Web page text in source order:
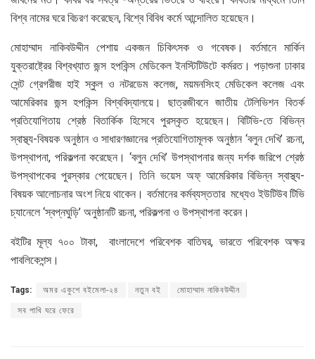
বিশ্ব নামের ঘরে বিচরণ করেছেন, বিশ্বে বিবিধ কর্মে আন্দোলিত হয়েছেন।
মোহাম্মাদ নাকিবউদ্দীন পেশায় একজন চিকিৎসক ও গবেষক। বর্তমানে মার্কিন
যুক্তরাষ্ট্রের বিশ্বখ্যাত জন্স হপকিন্স মেডিকেল ইনস্টিটিউটে কর্মরত। পড়াশুনা ঢাকার
সেন্ট গ্রেগরীজ হাই স্কুল ও নটরডেম কলেজ, ময়মনসিংহ মেডিকেল কলেজ এবং
আমেরিকার জন্স হপকিন্স বিশ্ববিদ্যালয়ে। ছাত্রজীবনে জাতীয় টেলিভিশন বিতর্ক
প্রতিযোগিতায় শ্রেষ্ঠ বিতার্কিক হিসেবে পুরস্কৃত হয়েছেন। বিটিভি-তে বিভিন্ন
স্বাস্থ্য-বিষয়ক অনুষ্ঠান ও সাধারণজ্ঞানের প্রতিযোগিতামূলক অনুষ্ঠান ‘বলুন দেখি’ রচনা,
উপস্থাপনা, পরিকল্পনা করেছেন। ‘বলুন দেখি’ উপস্থাপনার জন্য দর্শক জরিপে শ্রেষ্ঠ
উপস্থাপকের পুরস্কার পেয়েছেন। তিনি ভয়েস অফ্ আমেরিকার বিভিন্ন স্বাস্থ্য-
বিষয়ক আলোচনার অংশ নিয়ে থাকেন। বর্তমানের কর্মব্যস্ততার মধ্যেও ইউটিউব টিভি
চ্যানেলে ‘স্বপ্নঘুড়ি’ অনুষ্ঠানটি রচনা, পরিকল্পনা ও উপস্থাপনা করেন।
বইটির মূল্য ৭০০ টাকা, বাংলাদেশে পরিবেশক বাতিঘর, ভারতে পরিবেশক অক্ষর
পাবলিকেশন্স।
Tags: অমর একুশে বইমেলা-২৪ নতুন বই মোহাম্মাদ নাকিবউদ্দীন
সব পাখি ঘরে ফেরে